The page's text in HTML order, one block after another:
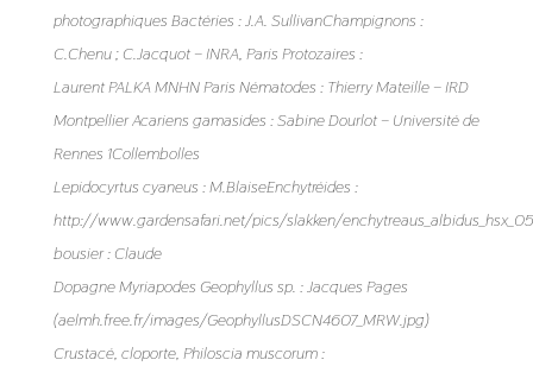
photographiques Bactéries : J.A. SullivanChampignons :
C.Chenu ; C.Jacquot – INRA, Paris Protozaires :
Laurent PALKA MNHN Paris Nématodes : Thierry Mateille – IRD
Montpellier Acariens gamasides : Sabine Dourlot – Université de
Rennes 1Collembolles
Lepidocyrtus cyaneus : M.BlaiseEnchytréides :
http://www.gardensafari.net/pics/slakken/
bousier : Claude
Dopagne Myriapodes Geophyllus sp. : Jacques Pages
(aelmh.free.fr/images/GeophyllusDSCN4607_MRW.jpg)
Crustacé, cloporte, Philoscia muscorum :